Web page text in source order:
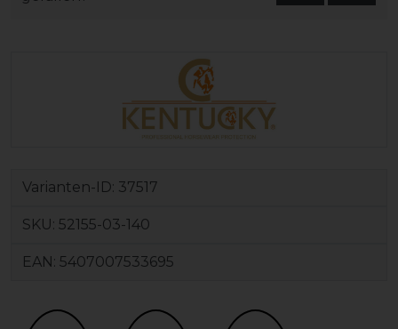
Varianten-ID: 37517
SKU: 52155-03-140
EAN: 5407007533695